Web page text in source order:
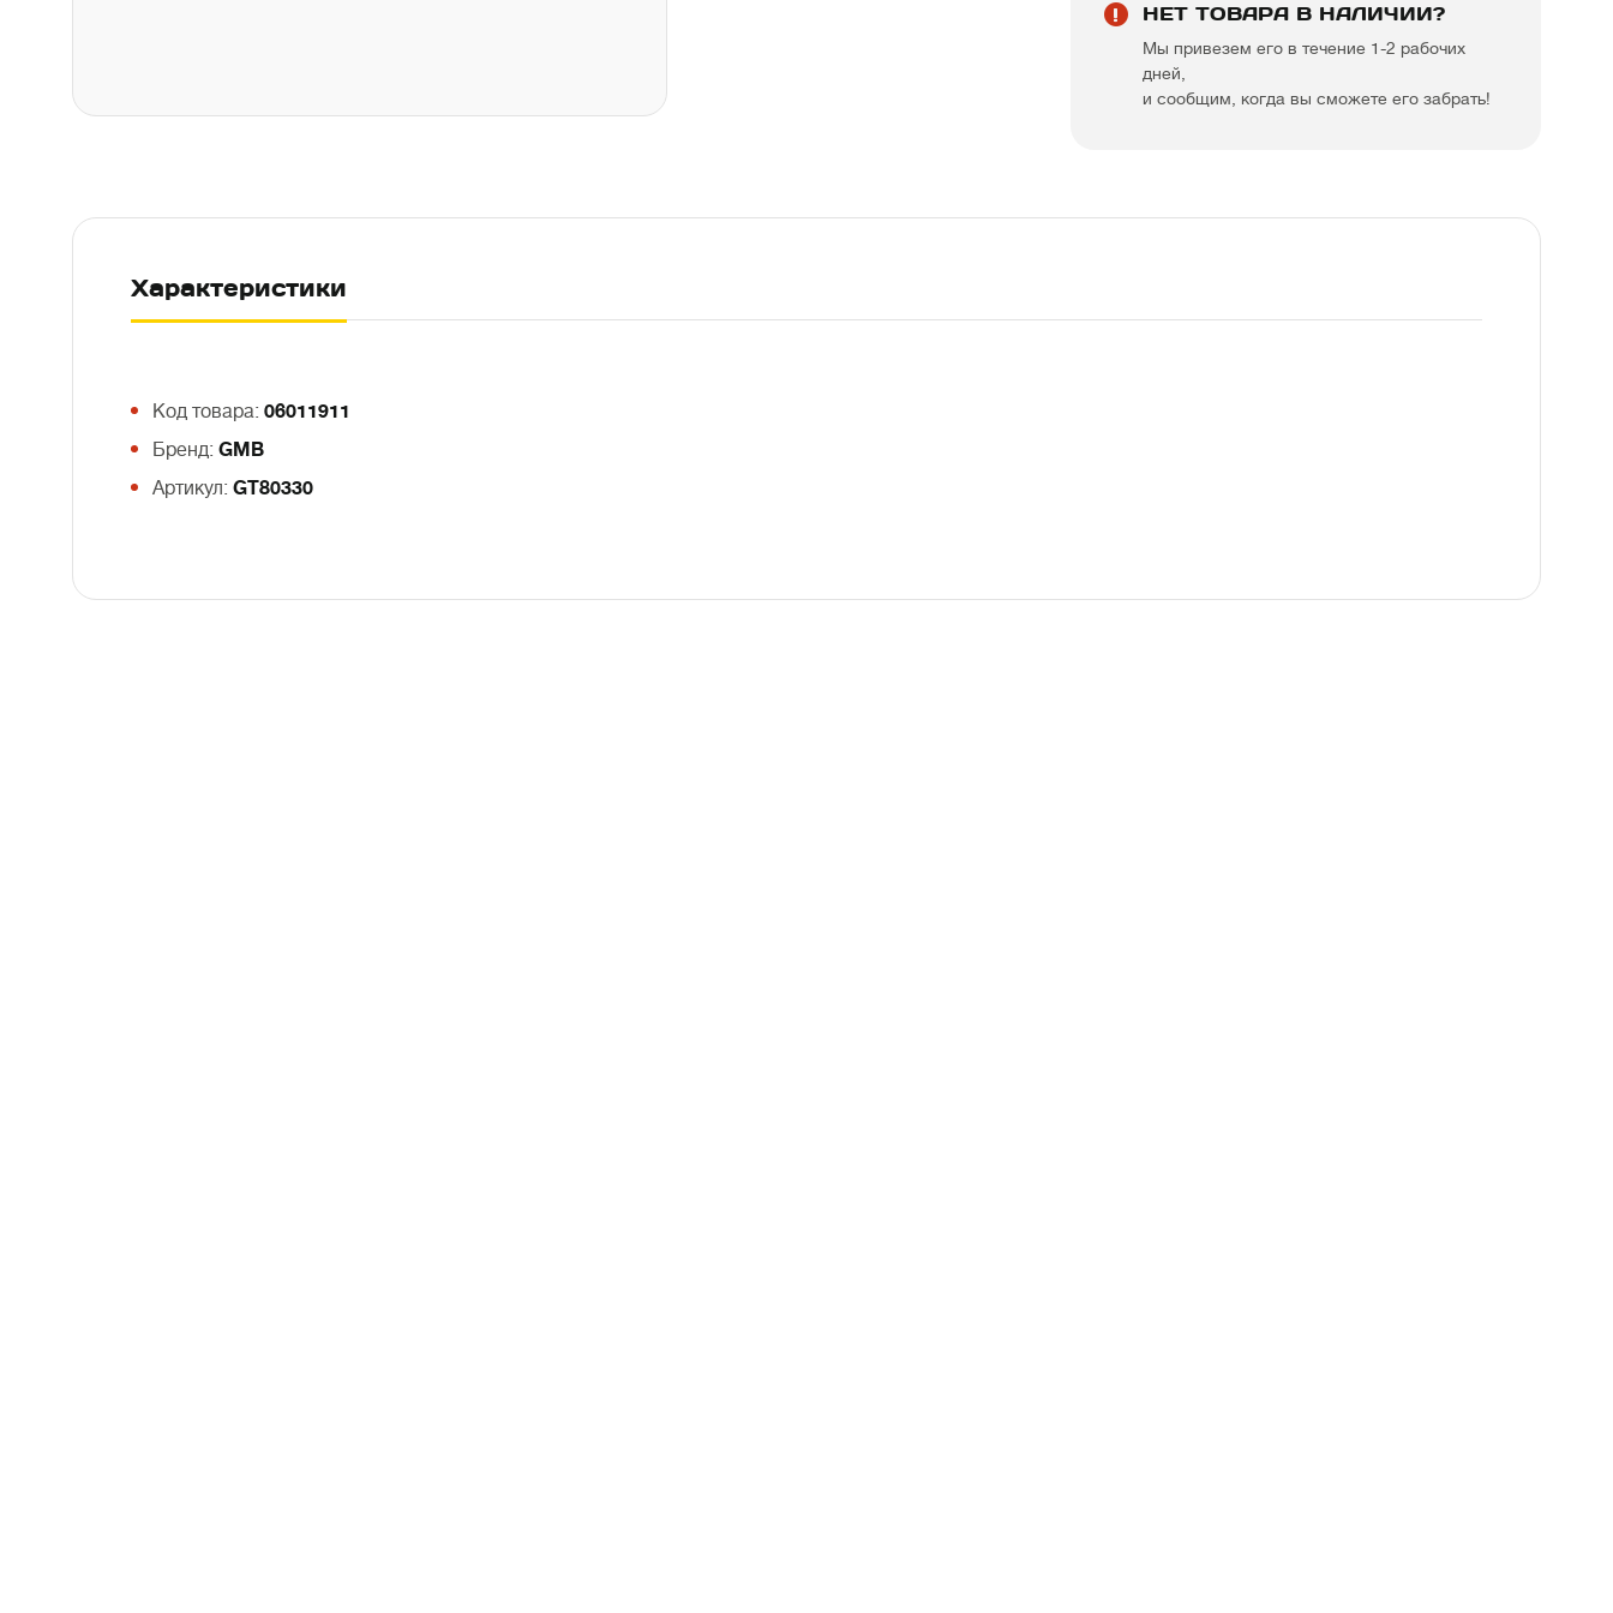
НЕТ ТОВАРА В НАЛИЧИИ?
Мы привезем его в течение 1-2 рабочих
дней,
и сообщим, когда вы сможете его забрать!
Характеристики
Код товара: 06011911
Бренд: GMB
Артикул: GT80330